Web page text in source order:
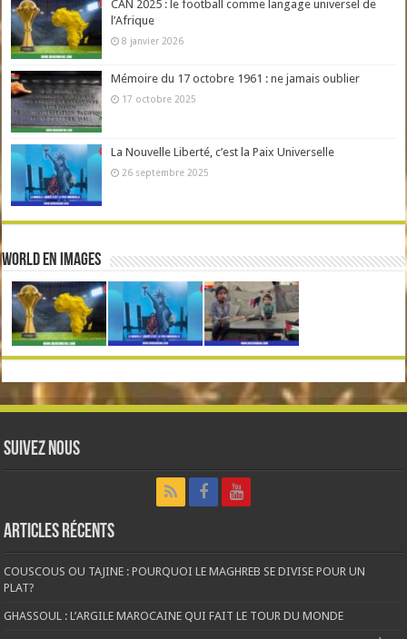
CAN 2025 : le football comme langage universel de
l’Afrique
8 janvier 2026
Mémoire du 17 octobre 1961 : ne jamais oublier
17 octobre 2025
La Nouvelle Liberté, c’est la Paix Universelle
26 septembre 2025
World en Images
Suivez nous
Articles récents
COUSCOUS OU TAJINE : POURQUOI LE MAGHREB SE DIVISE POUR UN
PLAT?
GHASSOUL : L’ARGILE MAROCAINE QUI FAIT LE TOUR DU MONDE